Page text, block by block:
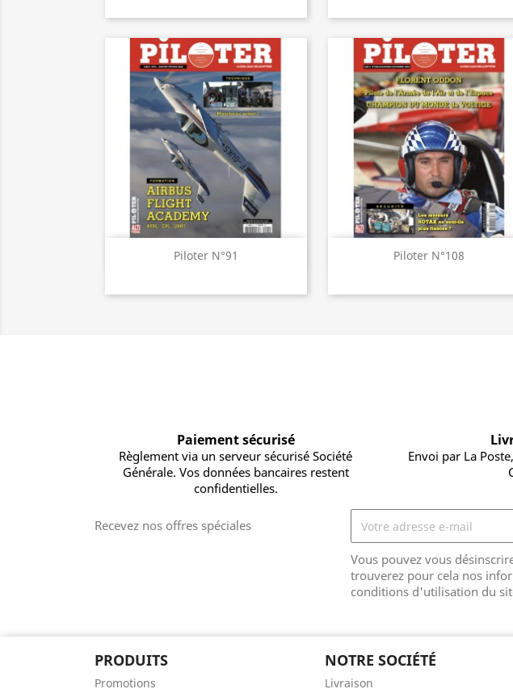
Piloter N°91
Aperçu rapide Piloter N°108
Aperçu rapide
Paiement sécurisé
Règlement via un serveur sécurisé Société
Générale. Vos données bancaires restent
confidentielles.
Envoi par La
Recevez nos offres spéciales
Vous pouvez vous
trouverez pour cela nos
conditions d'utilisation du
PRODUITS
Promotions
NOTRE SOCIÉTÉ
Livraison